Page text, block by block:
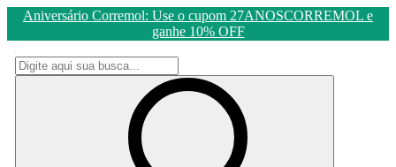
Aniversário Corremol: Use o cupom 27ANOSCORREMOL e
ganhe 10% OFF